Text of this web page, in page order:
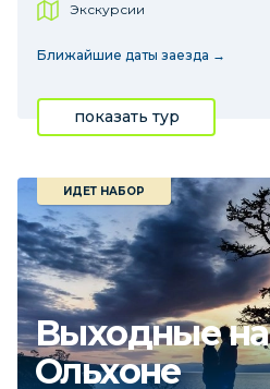
Экскурсии
Ближайшие даты заезда →
показать тур
Выходные на
Ольхоне
ИДЕТ НАБОР